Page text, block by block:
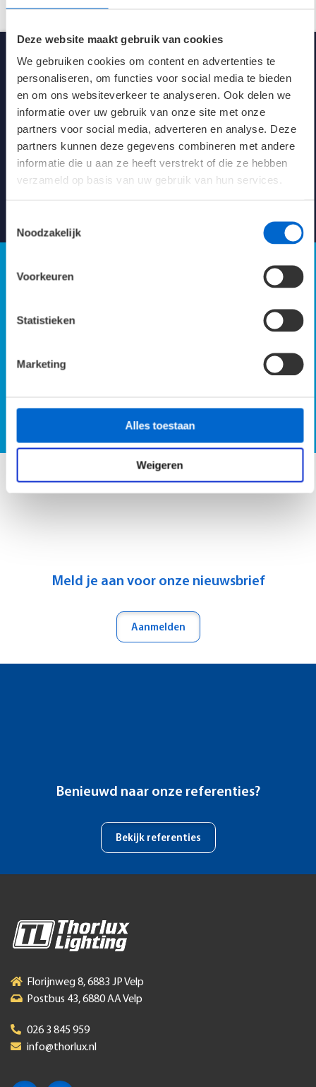
Deze website maakt gebruik van cookies
We gebruiken cookies om content en advertenties te
personaliseren, om functies voor social media te bieden
en om ons websiteverkeer te analyseren. Ook delen we
informatie over uw gebruik van onze site met onze
partners voor social media, adverteren en analyse. Deze
partners kunnen deze gegevens combineren met andere
informatie die u aan ze heeft verstrekt of die ze hebben
verzameld op basis van uw gebruik van hun services.
Noodzakelijk
Voorkeuren
Statistieken
Marketing
Alles toestaan
Weigeren
Wit (RAL 9016)
Afmetingen 1500 x 102 x 84 mm
Klasse 1
Levensduur 25°C 67K L80/B10
energie-efficiëntie 133.9 LL/cW
Kennisbank verlichting
Meld je aan voor onze nieuwsbrief
Aanmelden
Benieuwd naar onze referenties?
Bekijk referenties
Florijnweg 8, 6883 JP Velp
Postbus 43, 6880 AA Velp
026 3 845 959
info@thorlux.nl